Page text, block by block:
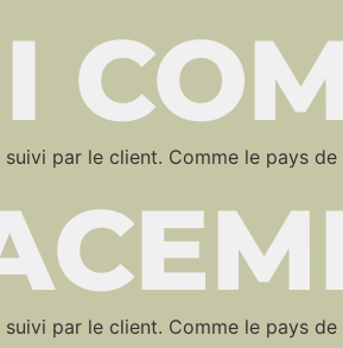
par le client. Comme le pays
par le client. Comme le pays